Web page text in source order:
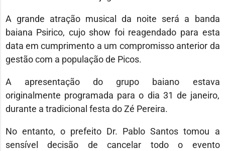
A grande atração musical da noite será a banda
baiana Psirico, cujo show foi reagendado para esta
data em cumprimento a um compromisso anterior da
gestão com a população de Picos.
A apresentação do grupo baiano estava
originalmente programada para o dia 31 de janeiro,
durante a tradicional festa do Zé Pereira.
No entanto, o prefeito Dr. Pablo Santos tomou a
sensível decisão de cancelar todo o evento